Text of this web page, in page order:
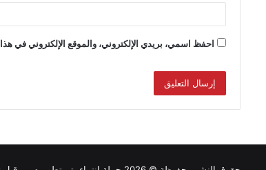
احفظ اسمي، بريدي الإلكتروني، والموقع الإلكتروني في